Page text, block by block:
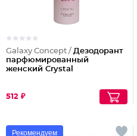
Galaxy Concept / Дезодорант
парфюмированный
женский Crystal
512 ₽
Рекомендуем